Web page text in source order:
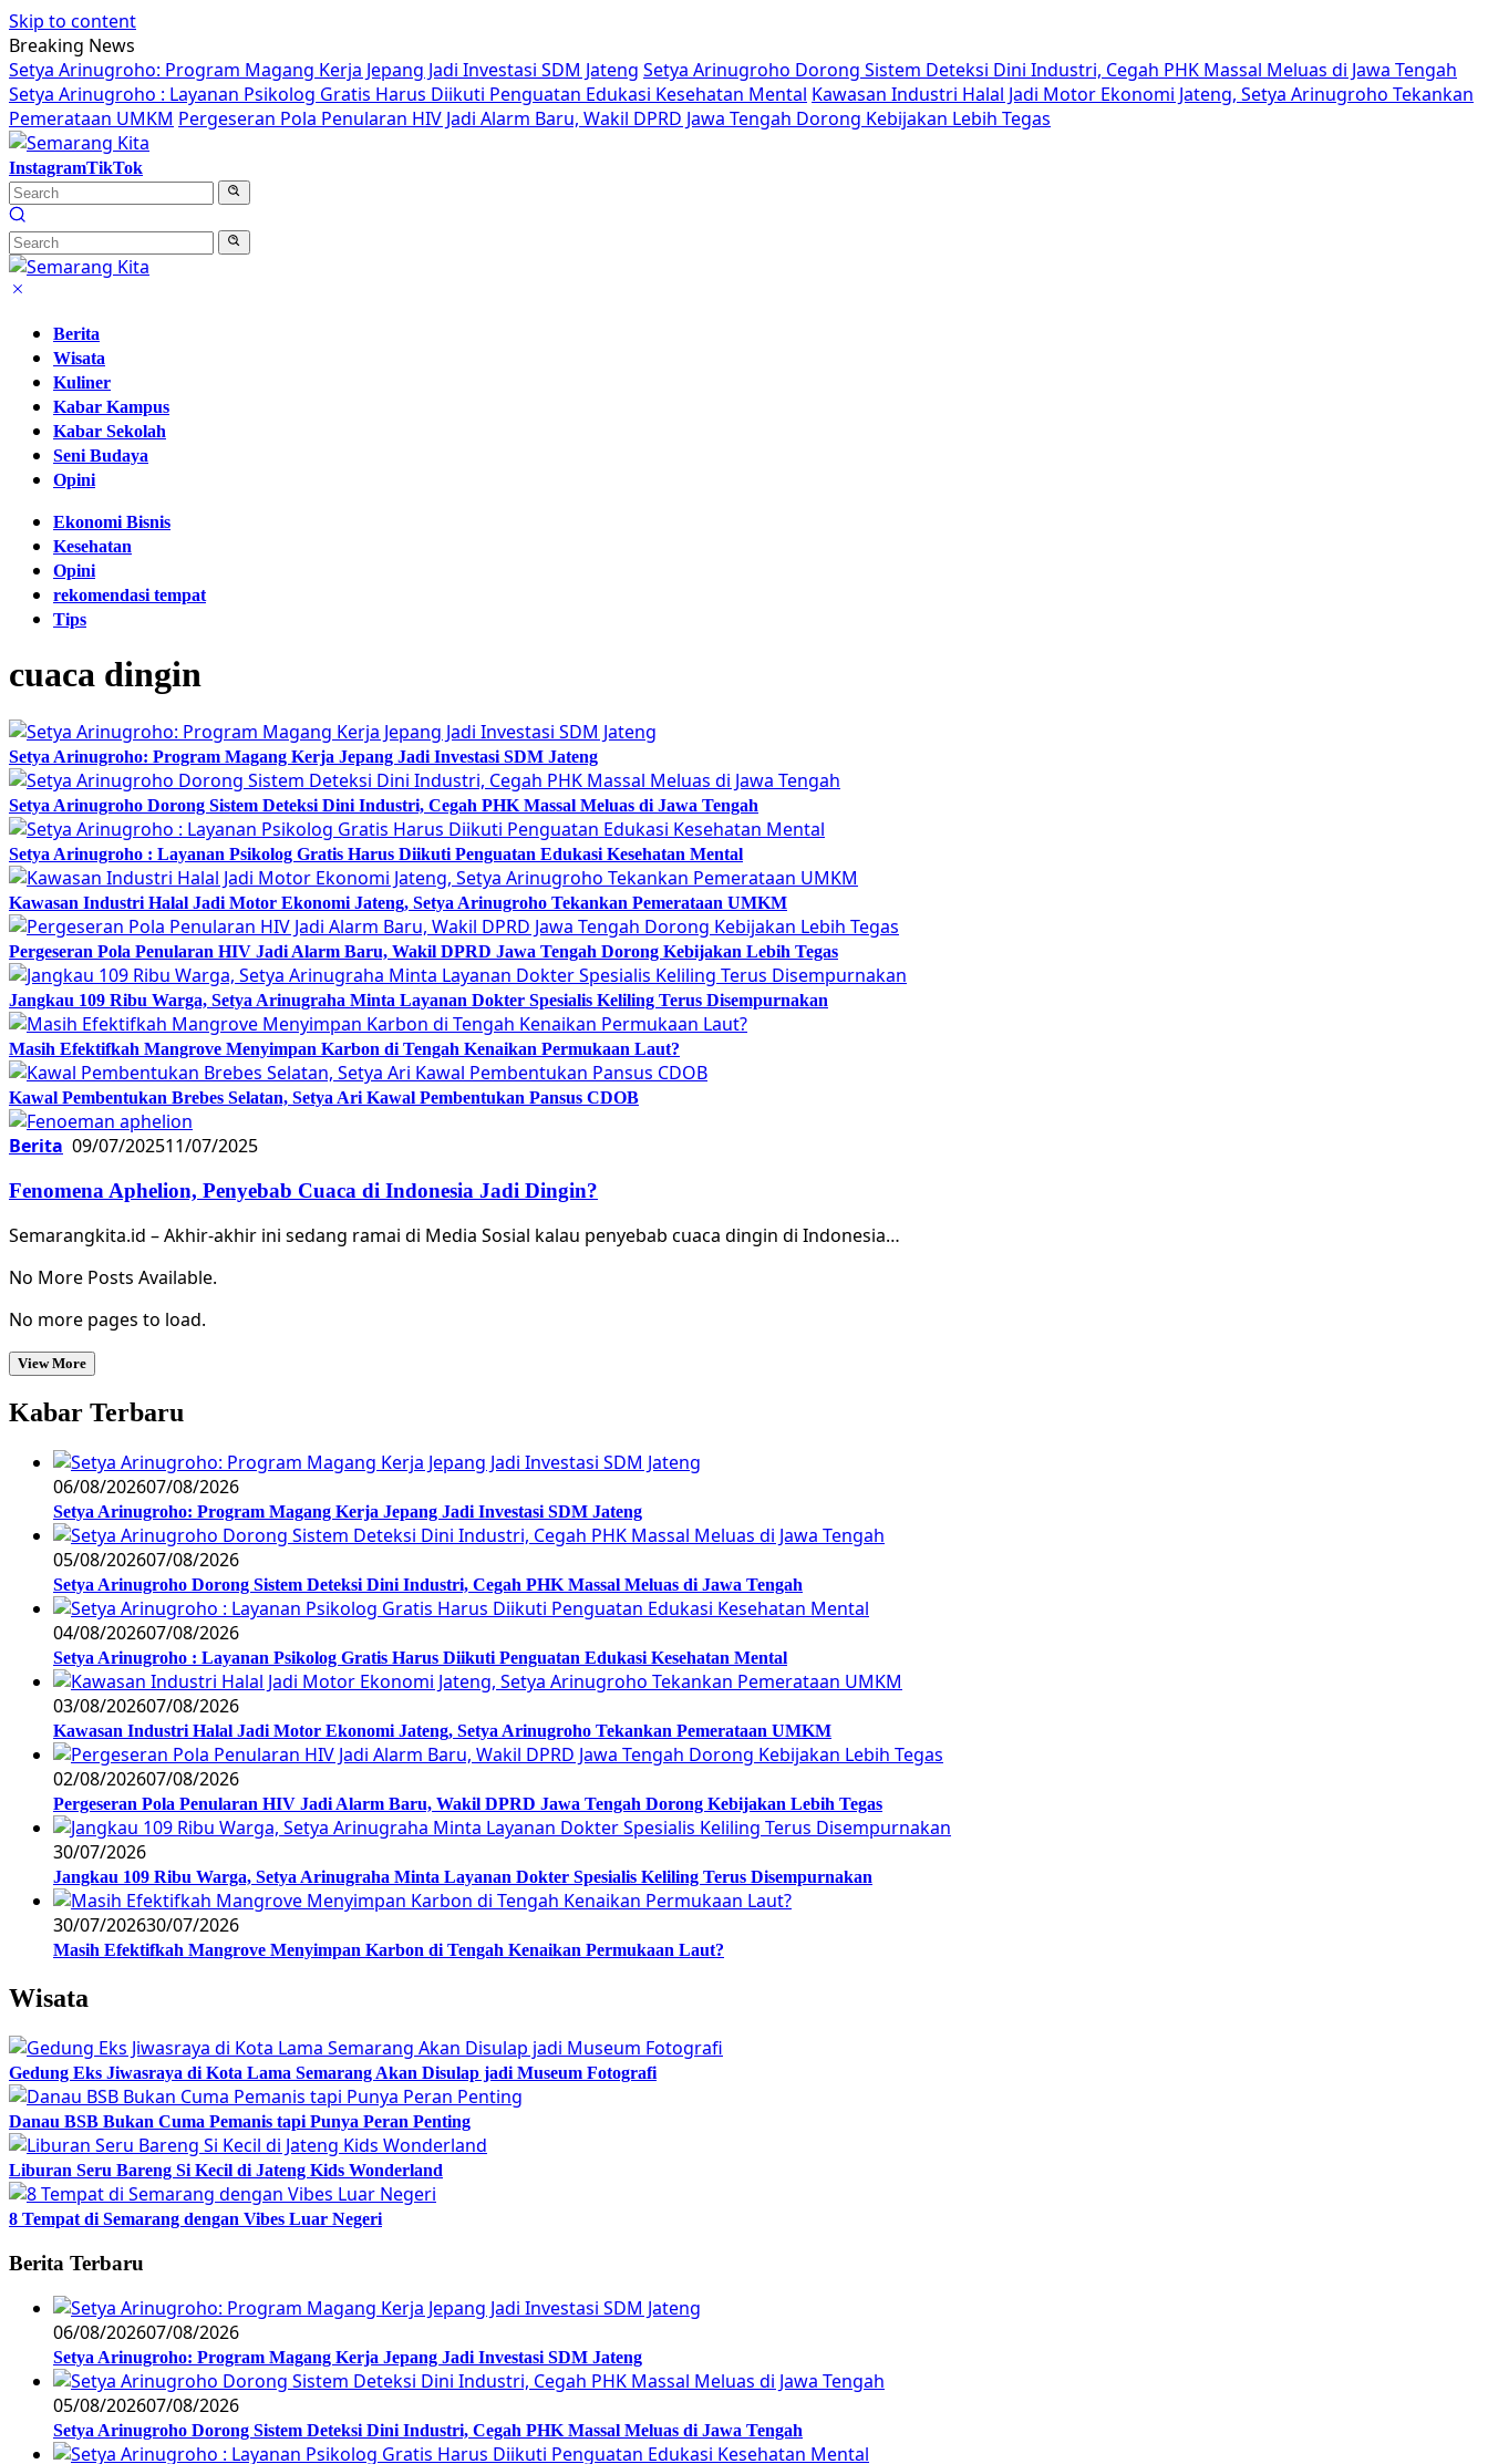
Skip to content
Breaking News
Setya Arinugroho: Program Magang Kerja Jepang Jadi Investasi SDM Jateng Setya Arinugroho Dorong Sistem Deteksi Dini Industri, Cegah PHK Massal Meluas di Jawa Tengah
Setya Arinugroho : Layanan Psikolog Gratis Harus Diikuti Penguatan Edukasi Kesehatan Mental Kawasan Industri Halal Jadi Motor Ekonomi Jateng, Setya Arinugroho Tekankan
Pemerataan UMKM Pergeseran Pola Penularan HIV Jadi Alarm Baru, Wakil DPRD Jawa Tengah Dorong Kebijakan Lebih Tegas
InstagramTikTok
Berita
Wisata
Kuliner
Kabar Kampus
Kabar Sekolah
Seni Budaya
Opini
Ekonomi Bisnis
Kesehatan
Opini
rekomendasi tempat
Tips
cuaca dingin
Setya Arinugroho: Program Magang Kerja Jepang Jadi Investasi SDM Jateng
Setya Arinugroho Dorong Sistem Deteksi Dini Industri, Cegah PHK Massal Meluas di Jawa Tengah
Setya Arinugroho : Layanan Psikolog Gratis Harus Diikuti Penguatan Edukasi Kesehatan Mental
Kawasan Industri Halal Jadi Motor Ekonomi Jateng, Setya Arinugroho Tekankan Pemerataan UMKM
Pergeseran Pola Penularan HIV Jadi Alarm Baru, Wakil DPRD Jawa Tengah Dorong Kebijakan Lebih Tegas
Jangkau 109 Ribu Warga, Setya Arinugraha Minta Layanan Dokter Spesialis Keliling Terus Disempurnakan
Masih Efektifkah Mangrove Menyimpan Karbon di Tengah Kenaikan Permukaan Laut?
Kawal Pembentukan Brebes Selatan, Setya Ari Kawal Pembentukan Pansus CDOB
Berita 09/07/202511/07/2025
Fenomena Aphelion, Penyebab Cuaca di Indonesia Jadi Dingin?
Semarangkita.id – Akhir-akhir ini sedang ramai di Media Sosial kalau penyebab cuaca dingin di Indonesia…
No More Posts Available.
No more pages to load.
View More
Kabar Terbaru
06/08/202607/08/2026
Setya Arinugroho: Program Magang Kerja Jepang Jadi Investasi SDM Jateng
05/08/202607/08/2026
Setya Arinugroho Dorong Sistem Deteksi Dini Industri, Cegah PHK Massal Meluas di Jawa Tengah
04/08/202607/08/2026
Setya Arinugroho : Layanan Psikolog Gratis Harus Diikuti Penguatan Edukasi Kesehatan Mental
03/08/202607/08/2026
Kawasan Industri Halal Jadi Motor Ekonomi Jateng, Setya Arinugroho Tekankan Pemerataan UMKM
02/08/202607/08/2026
Pergeseran Pola Penularan HIV Jadi Alarm Baru, Wakil DPRD Jawa Tengah Dorong Kebijakan Lebih Tegas
30/07/2026
Jangkau 109 Ribu Warga, Setya Arinugraha Minta Layanan Dokter Spesialis Keliling Terus Disempurnakan
30/07/202630/07/2026
Masih Efektifkah Mangrove Menyimpan Karbon di Tengah Kenaikan Permukaan Laut?
Wisata
Gedung Eks Jiwasraya di Kota Lama Semarang Akan Disulap jadi Museum Fotografi
Danau BSB Bukan Cuma Pemanis tapi Punya Peran Penting
Liburan Seru Bareng Si Kecil di Jateng Kids Wonderland
8 Tempat di Semarang dengan Vibes Luar Negeri
Berita Terbaru
06/08/202607/08/2026
Setya Arinugroho: Program Magang Kerja Jepang Jadi Investasi SDM Jateng
05/08/202607/08/2026
Setya Arinugroho Dorong Sistem Deteksi Dini Industri, Cegah PHK Massal Meluas di Jawa Tengah